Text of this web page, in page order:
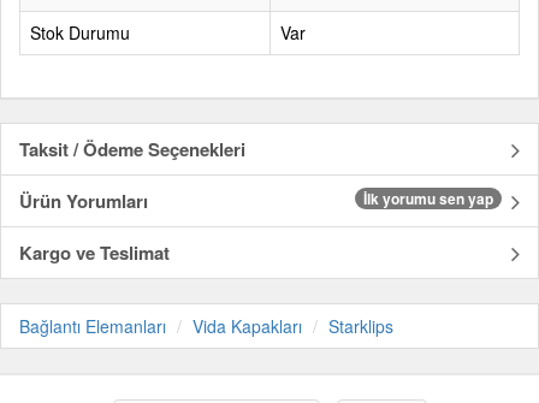
Stok Durumu
Var
Taksit / Ödeme Seçenekleri
Ürün Yorumları
İlk yorumu sen yap
Kargo ve Teslimat
Bağlantı Elemanları Vida Kapakları Starklips